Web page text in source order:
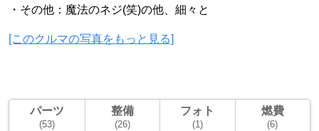
・その他：魔法のネジ(笑)の他、細々と
[このクルマの写真をもっと見る]
パーツ
(53)
整備
(26)
フォト
(1)
燃費
(6)